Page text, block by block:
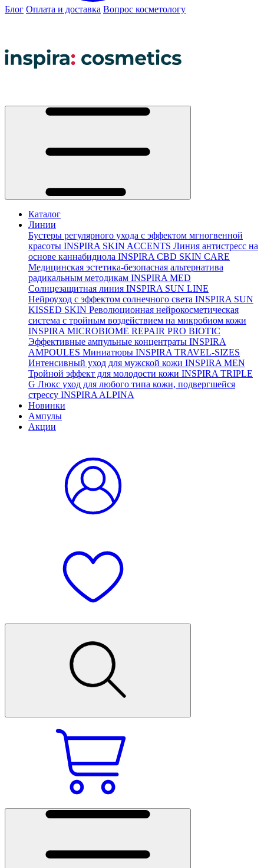
Блог Оплата и доставка Вопрос косметологу
Каталог
Линии
Бустеры регулярного ухода с эффектом мгногвенной
красоты INSPIRA SKIN ACCENTS Линия антистресс на
основе каннабидиола INSPIRA CBD SKIN CARE
Медицинская эстетика-безопасная альтернатива
радикальным методикам INSPIRA MED
Солнцезащитная линия INSPIRA SUN LINE
Нейроуход с эффектом солнечного света INSPIRA SUN
KISSED SKIN Революционная нейрокосметическая
система с тройным воздействием на микробиом кожи
INSPIRA MICROBIOME REPAIR PRO BIOTIC
Эффективные ампульные концентраты INSPIRA
AMPOULES Миниатюры INSPIRA TRAVEL-SIZES
Интенсивный уход для мужской кожи INSPIRA MEN
Тройной эффект для молодости кожи INSPIRA TRIPLE
G Люкс уход для любого типа кожи, подвергшейся
стрессу INSPIRA ALPINA
Новинки
Ампулы
Акции